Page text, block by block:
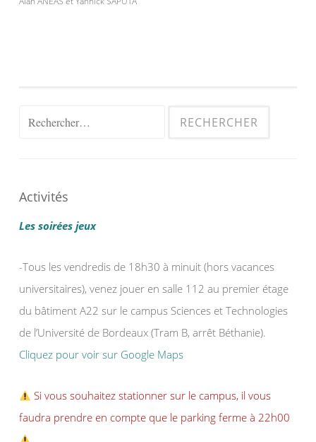
Rechercher :
Activités
Les soirées jeux
-Tous les vendredis de 18h30 à minuit (hors vacances
universitaires), venez jouer en salle 112 au premier étage
du bâtiment A22 sur le campus Sciences et Technologies
de l’Université de Bordeaux (Tram B, arrêt Béthanie).
Cliquez pour voir sur Google Maps
Si vous souhaitez stationner sur le campus, il vous
faudra prendre en compte que le parking ferme à 22h00